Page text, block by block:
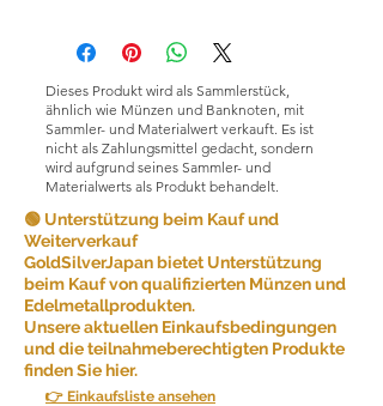
Dieses Produkt wird als Sammlerstück,
ähnlich wie Münzen und Banknoten, mit
Sammler- und Materialwert verkauft. Es ist
nicht als Zahlungsmittel gedacht, sondern
wird aufgrund seines Sammler- und
Materialwerts als Produkt behandelt.
🟢 Unterstützung beim Kauf und
Weiterverkauf
GoldSilverJapan bietet Unterstützung
beim Kauf von qualifizierten Münzen und
Edelmetallprodukten.
Unsere aktuellen Einkaufsbedingungen
und die teilnahmeberechtigten Produkte
finden Sie hier.
👉 Einkaufsliste ansehen